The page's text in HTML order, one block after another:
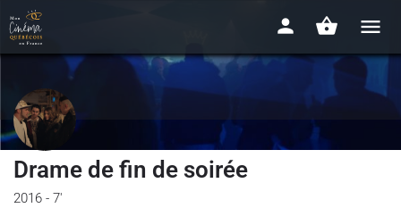
Drame de fin de soirée
2016 - 7'